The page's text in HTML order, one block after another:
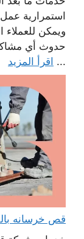
استمرارية
ويمكن
حدوث أي
... اقرأ المزيد
قص خرسانه بالليزر الكويت